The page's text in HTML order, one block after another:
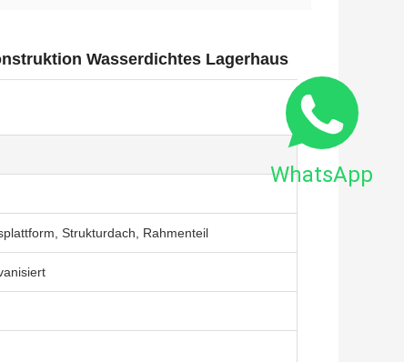
Wasserdichtes Lagerhaus
Strukturdach, Rahmenteil
WhatsApp